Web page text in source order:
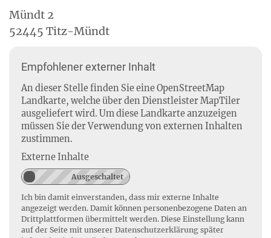
Mündt 2
52445 Titz-Mündt
Empfohlener externer Inhalt
An dieser Stelle finden Sie eine OpenStreetMap
Landkarte, welche über den Dienstleister MapTiler
ausgeliefert wird. Um diese Landkarte anzuzeigen
müssen Sie der Verwendung von externen Inhalten
zustimmen.
Externe Inhalte
Ich bin damit einverstanden, dass mir externe Inhalte
angezeigt werden. Damit können personenbezogene Daten an
Drittplattformen übermittelt werden. Diese Einstellung kann
auf der Seite mit unserer Datenschutzerklärung später